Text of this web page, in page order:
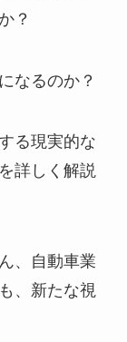
？
なるのか？
る現実的な
詳しく解説
、自動車業
、新たな視